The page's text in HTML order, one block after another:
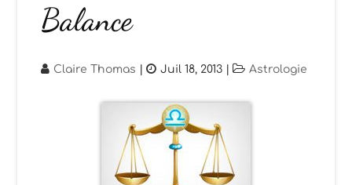
Balance
Claire Thomas | Juil 18, 2013 | Astrologie